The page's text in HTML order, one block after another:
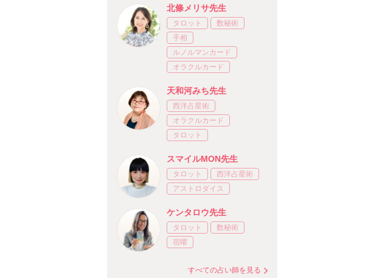
北條メリサ先生
タロット
数秘術
手相
ルノルマンカード
オラクルカード
天和河みち先生
西洋占星術
オラクルカード
タロット
スマイルMON先生
タロット
西洋占星術
アストロダイス
ケンタロウ先生
タロット
数秘術
宿曜
すべての占い師を見る